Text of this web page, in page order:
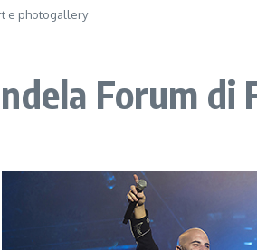
e photogallery
Forum